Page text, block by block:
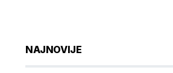
NAJNOVIJE